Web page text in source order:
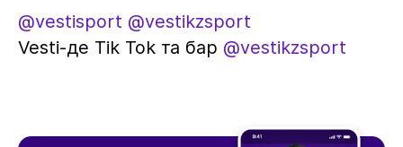
@vestisport @vestikzsport
Vesti-де Tik Tok та бар @vestikzsport